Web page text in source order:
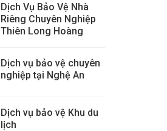
Dịch Vụ Bảo Vệ Nhà
Riêng Chuyên Nghiệp
Thiên Long Hoàng
Dịch vụ bảo vệ chuyên
nghiệp tại Nghệ An
Dịch vụ bảo vệ Khu du
lịch